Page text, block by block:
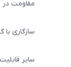
مقاومت در
سازگاری
سایر